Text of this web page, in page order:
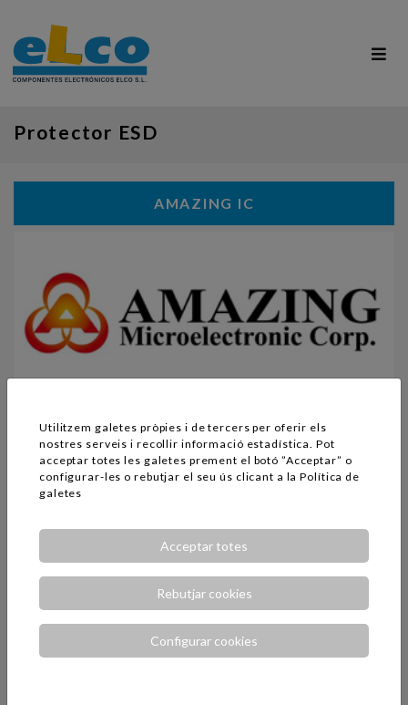
Protector ESD
AMAZING IC
Utilitzem galetes pròpies i de tercers per oferir els
nostres serveis i recollir informació estadística. Pot
acceptar totes les galetes prement el botó ”Acceptar” o
configurar-les o rebutjar el seu ús clicant a laPolítica de
galetes
Acceptar totes
Rebutjar cookies
Configurar cookies